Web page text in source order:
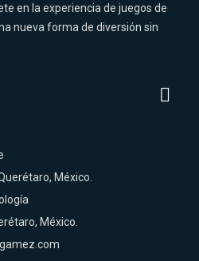
en la experiencia de juegos de
nueva forma de diversión sin

México.
México.